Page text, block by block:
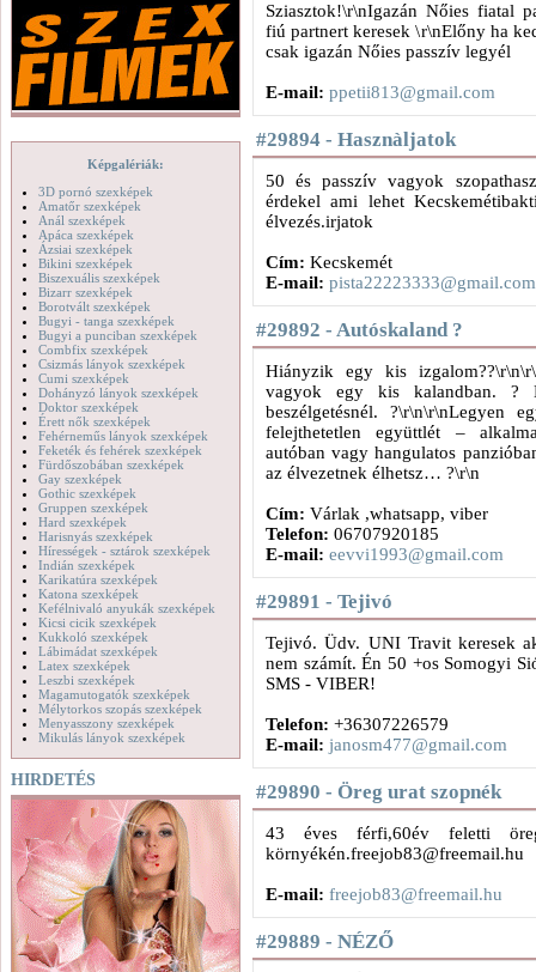
Képgalériák:
3D pornó szexképek
Amatőr szexképek
Anál szexképek
Apáca szexképek
Ázsiai szexképek
Bikini szexképek
Biszexuális szexképek
Bizarr szexképek
Borotvált szexképek
Bugyi - tanga szexképek
Bugyi a punciban szexképek
Combfix szexképek
Csizmás lányok szexképek
Cumi szexképek
Dohányzó lányok szexképek
Doktor szexképek
Érett nők szexképek
Fehérneműs lányok szexképek
Feketék és fehérek szexképek
Fürdőszobában szexképek
Gay szexképek
Gothic szexképek
Gruppen szexképek
Hard szexképek
Harisnyás szexképek
Hírességek - sztárok szexképek
Indián szexképek
Karikatúra szexképek
Katona szexképek
Kefélnivaló anyukák szexképek
Kicsi cicik szexképek
Kukkoló szexképek
Lábimádat szexképek
Latex szexképek
Leszbi szexképek
Magamutogatók szexképek
Mélytorkos szopás szexképek
Menyasszony szexképek
Mikulás lányok szexképek
HIRDETÉS
Sziasztok!\r\nIgazán Nőies fiatal
fiú partnert keresek \r\nElőny ha
csak igazán Nőies passzív legyél
E-mail: ppetii813@gmail.com
#29894 - Hasznàljatok
50 és passzív vagyok
érdekel ami lehet
élvezés.irjatok
Cím: Kecskemét
E-mail: pista22223333@gmail.com
#29892 - Autóskaland ?
Hiányzik egy kis
vagyok egy kis kalandban. ?
beszélgetésnél. ?\r\n\r\nLegyen
felejthetetlen együttlét –
autóban vagy hangulatos
az élvezetnek élhetsz… ?\r\n
Cím: Várlak ,whatsapp, viber
Telefon: 06707920185
E-mail: eevvi1993@gmail.com
#29891 - Tejivó
Tejivó. Üdv. UNI Travit keresek
nem számít. Én 50 +os Somogyi
SMS - VIBER!
Telefon: +36307226579
E-mail: janosm477@gmail.com
#29890 - Öreg urat szopnék
43 éves férfi,60év feletti
környékén.freejob83@freemail.hu
E-mail: freejob83@freemail.hu
#29889 - NÉZŐ